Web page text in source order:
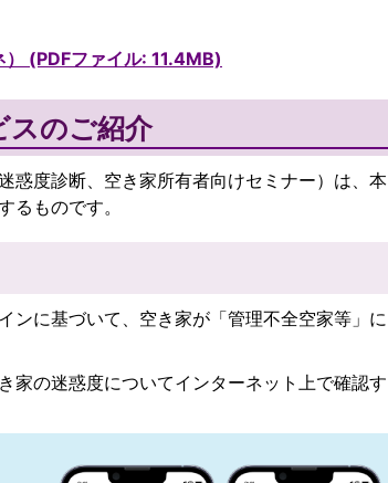
(PDFファイル: 11.4MB)
スのご紹介
惑度診断、空き家所有者向けセミナー）は、本
るものです。
ンに基づいて、空き家が「管理不全空家等」に
家の迷惑度についてインターネット上で確認す